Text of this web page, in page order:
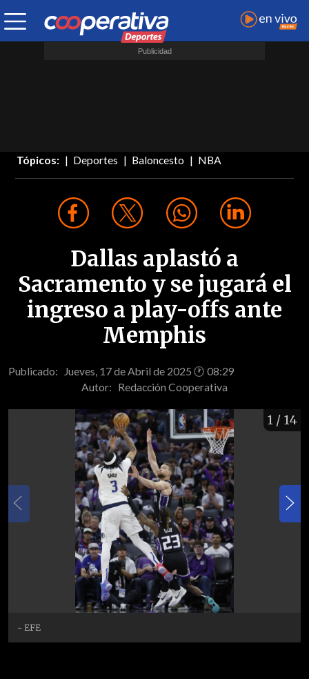
Tópicos: Deportes Baloncesto NBA
Dallas aplastó a
Sacramento y se jugará el
ingreso a play-offs ante
Memphis
Publicado: Jueves, 17 de Abril de 2025 🕐 08:29
Autor: Redacción Cooperativa
1 / 14
- EFE